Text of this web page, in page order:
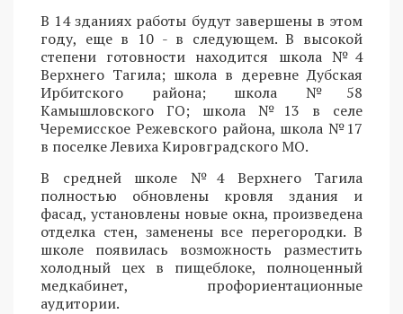
В 14 зданиях работы будут завершены в этом
году, еще в 10 - в следующем. В высокой
степени готовности находится школа №4
Верхнего Тагила; школа в деревне Дубская
Ирбитского района; школа №58
Камышловского ГО; школа №13 в селе
Черемисское Режевского района, школа №17
в поселке Левиха Кировградского МО.
В средней школе №4 Верхнего Тагила
полностью обновлены кровля здания и
фасад, установлены новые окна, произведена
отделка стен, заменены все перегородки. В
школе появилась возможность разместить
холодный цех в пищеблоке, полноценный
медкабинет, профориентационные
аудитории.